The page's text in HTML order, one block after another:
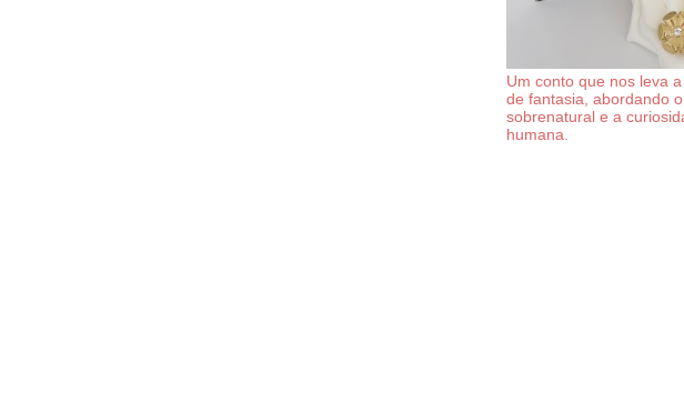
Um conto que nos leva
de fantasia, abordando o
sobrenatural e a
humana.